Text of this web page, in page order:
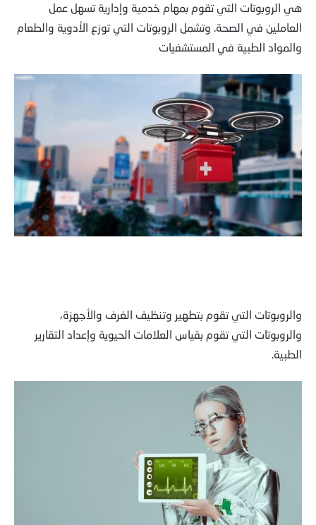
هي الروبوتات التي تقوم بمهام خدمية وإدارية تسهل عمل
العاملين في الصحة. وتشمل الروبوتات التي توزع الأدوية والطعام
والمواد الطبية في المستشفيات
والروبوتات التي تقوم بتطهير وتنظيف الغرف والأجهزة،
والروبوتات التي تقوم بقياس العلامات الحيوية وإعداد التقارير
الطبية.